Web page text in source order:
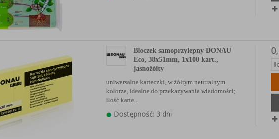
Bloczek samoprzylepny DONAU
Eco, 38x51mm, 1x100 kart.,
jasnożółty
uniwersalne karteczki, w żółtym neutralnym
kolorze, idealne do przekazywania wiadomości;
ilość karte...
Dostępność: 3 dni